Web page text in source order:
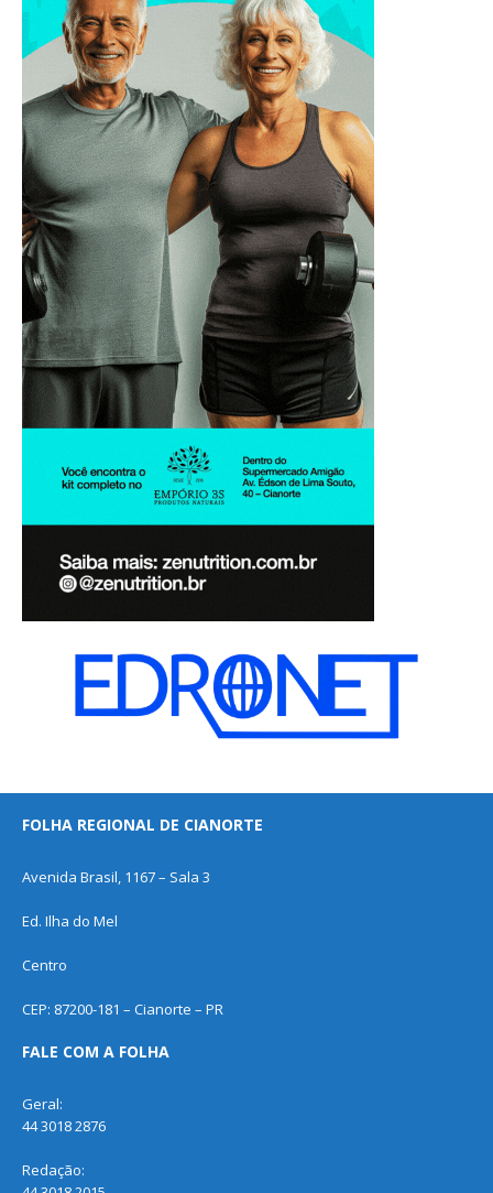
FOLHA REGIONAL DE CIANORTE
Avenida Brasil, 1167 – Sala 3
Ed. Ilha do Mel
Centro
CEP: 87200-181 – Cianorte – PR
FALE COM A FOLHA
Geral:
44 3018 2876
Redação: